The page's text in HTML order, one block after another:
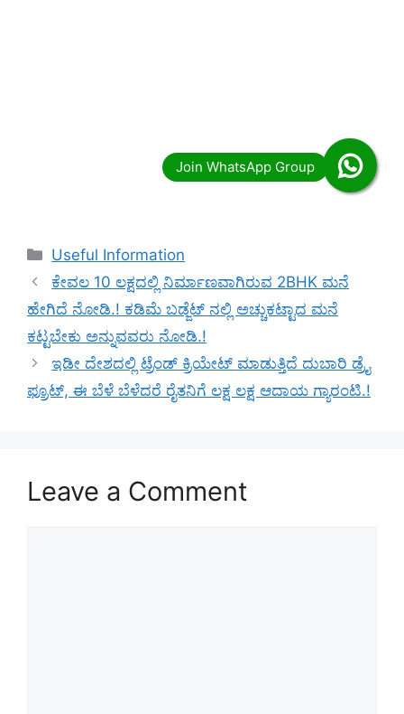
Categories
Useful Information
ಕೇವಲ 10 ಲಕ್ಷದಲ್ಲಿ ನಿರ್ಮಾಣವಾಗಿರುವ 2BHK ಮನೆ
ಹೇಗಿದೆ ನೋಡಿ.! ಕಡಿಮೆ ಬಡ್ಜೆಟ್ ನಲ್ಲಿ ಅಚ್ಚುಕಟ್ಟಾದ ಮನೆ
ಕಟ್ಟಬೇಕು ಅನ್ನುವವರು ನೋಡಿ.!
ಇಡೀ ದೇಶದಲ್ಲಿ ಟ್ರೆಂಡ್ ಕ್ರಿಯೇಟ್ ಮಾಡುತ್ತಿದೆ ದುಬಾರಿ ಡ್ರೈ
ಫ್ರೂಟ್, ಈ ಬೆಳೆ ಬೆಳೆದರೆ ರೈತನಿಗೆ ಲಕ್ಷ ಲಕ್ಷ ಆದಾಯ ಗ್ಯಾರಂಟಿ.!
Leave a Comment